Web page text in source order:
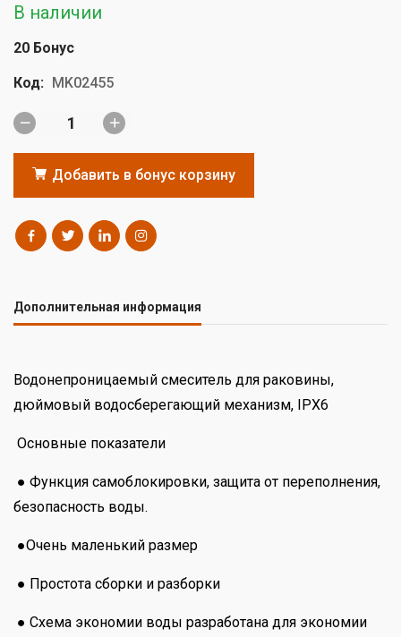
В наличии
20 Бонус
Код: MK02455
Добавить в бонус корзину
Дополнительная информация
Водонепроницаемый смеситель для раковины,
дюймовый водосберегающий механизм, IPX6
Основные показатели
● Функция самоблокировки, защита от переполнения,
безопасность воды.
●Очень маленький размер
● Простота сборки и разборки
● Схема экономии воды разработана для экономии